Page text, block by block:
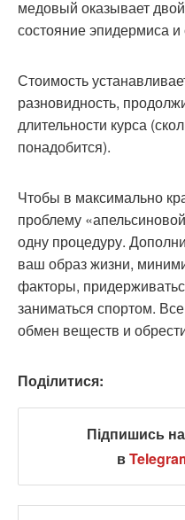
медовый оказывает
состояние эпидермиса
Стоимость
разновидность,
длительности курса
понадобится).
Чтобы в максимально
проблему
одну процедуру.
ваш образ жизни,
факторы,
заниматься спортом.
обмен веществ и
Поділитися:
Підпишись
в